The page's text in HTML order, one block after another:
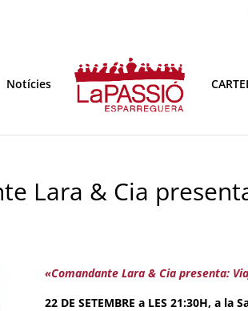
Notícies
Lara & Cia
«Comandante Lara & Cia presenta:
22 DE SETEMBRE a LES 21:30H, a